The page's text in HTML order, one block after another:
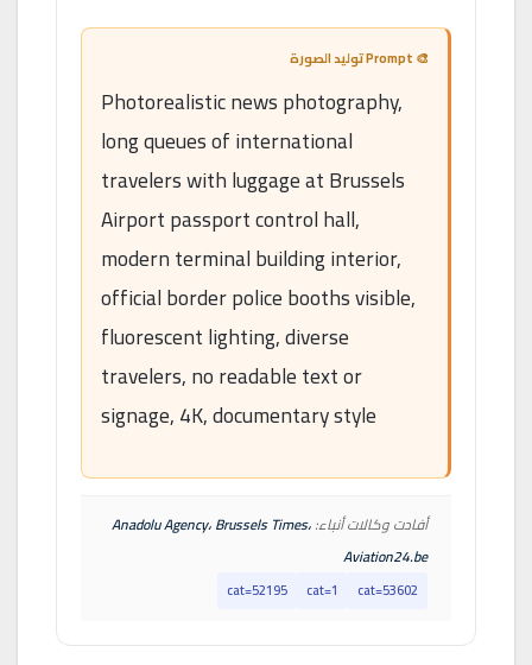
🎨 Prompt توليد الصورة
Photorealistic news photography,
long queues of international
travelers with luggage at Brussels
Airport passport control hall,
modern terminal building interior,
official border police booths visible,
fluorescent lighting, diverse
travelers, no readable text or
signage, 4K, documentary style
أفادت وكالات أنباء:Anadolu Agency، Brussels Times،
Aviation24.be
cat=53602
cat=1
cat=52195